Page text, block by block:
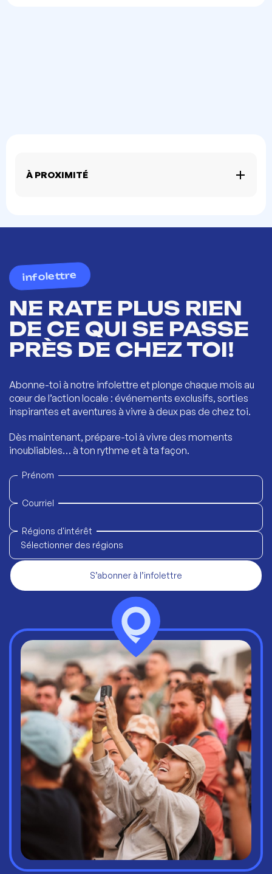
À PROXIMITÉ
infolettre
NE RATE PLUS RIEN
DE CE QUI SE PASSE
PRÈS DE CHEZ TOI!
Abonne-toi à notre infolettre et plonge chaque mois au
cœur de l’action locale : événements exclusifs, sorties
inspirantes et aventures à vivre à deux pas de chez toi.
Dès maintenant, prépare-toi à vivre des moments
inoubliables… à ton rythme et à ta façon.
Prénom
Courriel
Régions d'intérêt
Sélectionner des régions
S’abonner à l’infolettre